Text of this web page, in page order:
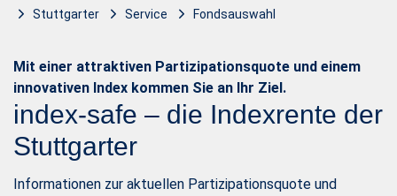
Stuttgarter Service
Fondsauswahl
Index - Stuttgarter
Mit einer attraktiven Partizipationsquote und einem
innovativen Index kommen Sie an Ihr Ziel.
index-safe – die Indexrente der
Stuttgarter
Informationen zur aktuellen Partizipationsquote und